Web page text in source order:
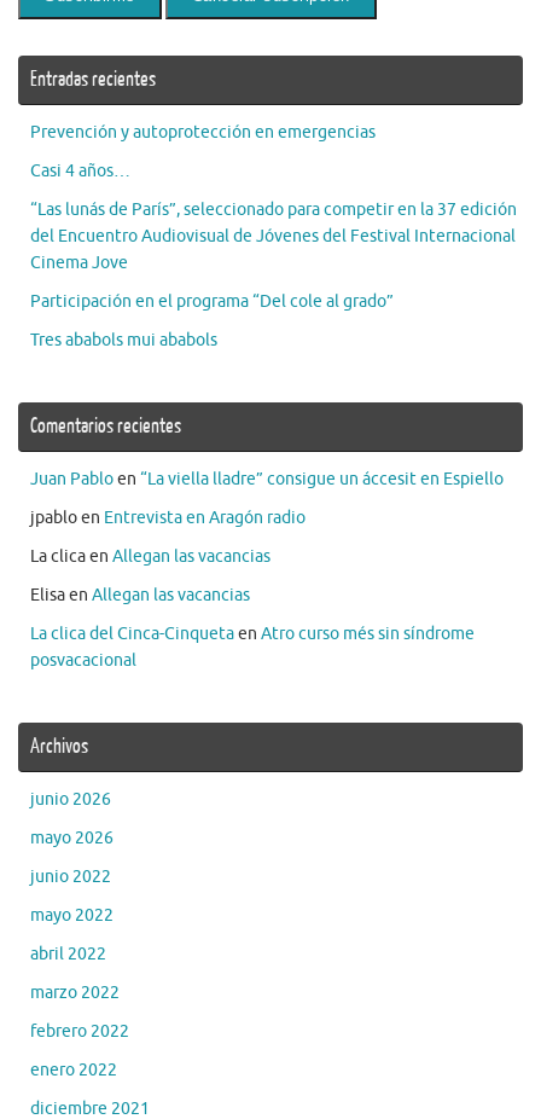
Entradas recientes
Prevención y autoprotección en emergencias
Casi 4 años…
“Las lunás de París”, seleccionado para competir en la 37 edición
del Encuentro Audiovisual de Jóvenes del Festival Internacional
Cinema Jove
Participación en el programa “Del cole al grado”
Tres ababols mui ababols
Comentarios recientes
Juan Pabloen “La viella lladre” consigue un áccesit en Espiello
jpabloen Entrevista en Aragón radio
La clicaen Allegan las vacancias
Elisaen Allegan las vacancias
La clica del Cinca-Cinquetaen Atro curso més sin síndrome
posvacacional
Archivos
junio 2026
mayo 2026
junio 2022
mayo 2022
abril 2022
marzo 2022
febrero 2022
enero 2022
diciembre 2021